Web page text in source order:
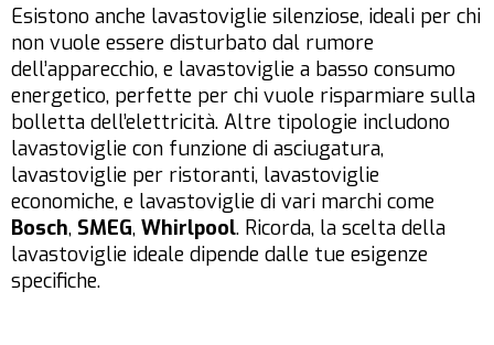
Esistono anche lavastoviglie silenziose, ideali per chi
non vuole essere disturbato dal rumore
dell’apparecchio, e lavastoviglie a basso consumo
energetico, perfette per chi vuole risparmiare sulla
bolletta dell’elettricità. Altre tipologie includono
lavastoviglie con funzione di asciugatura,
lavastoviglie per ristoranti, lavastoviglie
economiche, e lavastoviglie di vari marchi come
Bosch, SMEG, Whirlpool. Ricorda, la scelta della
lavastoviglie ideale dipende dalle tue esigenze
specifiche.